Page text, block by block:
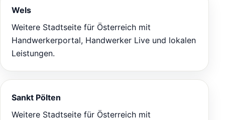
Wels
Weitere Stadtseite für Österreich mit
Handwerkerportal, Handwerker Live und lokalen
Leistungen.
Sankt Pölten
Weitere Stadtseite für Österreich mit